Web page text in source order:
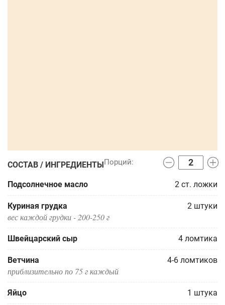
СОСТАВ / ИНГРЕДИЕНТЫ
Подсолнечное масло 2 ст. ложки
Куриная грудка 2 штуки
вес каждой грудки - 200-250 г
Швейцарский сыр 4 ломтика
Ветчина 4-6 ломтиков
приблизительно по 75 г каждый
Яйцо 1 штука